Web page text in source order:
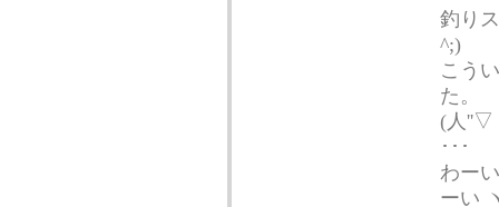
釣り
^;)
こう
た。
(人''▽
･･･
わー
ーい